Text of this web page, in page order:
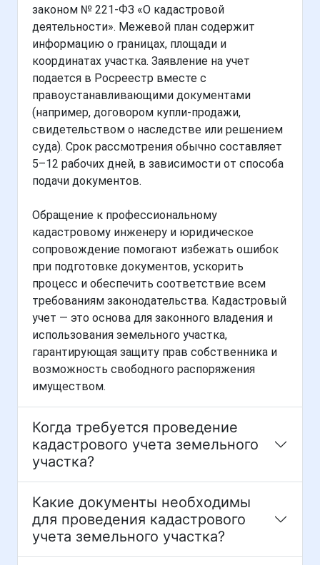
законом № 221-ФЗ «О кадастровой
деятельности». Межевой план содержит
информацию о границах, площади и
координатах участка. Заявление на учет
подается в Росреестр вместе с
правоустанавливающими документами
(например, договором купли-продажи,
свидетельством о наследстве или решением
суда). Срок рассмотрения обычно составляет
5–12 рабочих дней, в зависимости от способа
подачи документов.
Обращение к профессиональному
кадастровому инженеру и юридическое
сопровождение помогают избежать ошибок
при подготовке документов, ускорить
процесс и обеспечить соответствие всем
требованиям законодательства. Кадастровый
учет — это основа для законного владения и
использования земельного участка,
гарантирующая защиту прав собственника и
возможность свободного распоряжения
имуществом.
Когда требуется проведение
кадастрового учета земельного
участка?
Какие документы необходимы
для проведения кадастрового
учета земельного участка?